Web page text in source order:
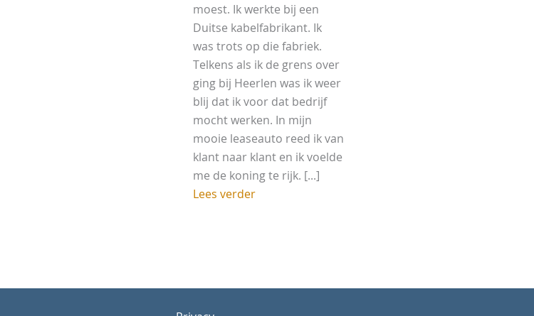
moest. Ik werkte bij een
Duitse kabelfabrikant. Ik
was trots op die fabriek.
Telkens als ik de grens over
ging bij Heerlen was ik weer
blij dat ik voor dat bedrijf
mocht werken. In mijn
mooie leaseauto reed ik van
klant naar klant en ik voelde
me de koning te rijk. [...]
Lees verder